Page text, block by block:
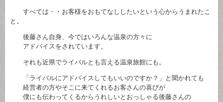
すべては・・お客様をおもてなししたいという心からうまれたこ
と。
後藤さん自身、今ではいろんな温泉の方々に
アドバイスをされています。
それも近県でライバルとも言える温泉旅館にも。
「ライバルにアドバイスしてもいいのですか？」と聞かれても
経営者の方やそこに来てくれるお客さんの喜びが
僕にも伝わってくるからうれしいとおっしゃる後藤さんの